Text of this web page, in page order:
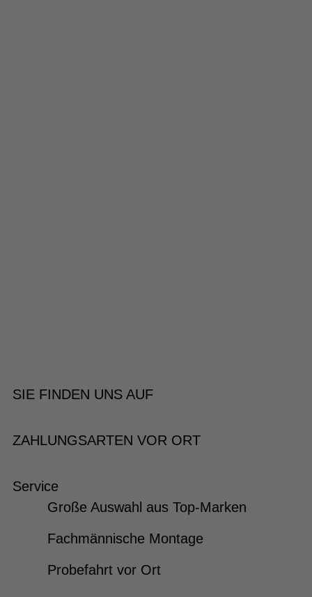
SIE FINDEN UNS AUF
ZAHLUNGSARTEN VOR ORT
Service
Große Auswahl aus Top-Marken
Fachmännische Montage
Probefahrt vor Ort